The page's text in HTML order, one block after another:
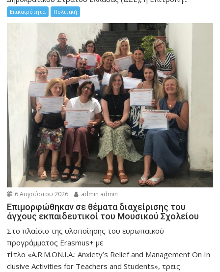
Επικαιρότητα Πολιτική
6 Αυγούστου 2026 admin admin
Eπιμορφώθηκαν σε θέματα διαχείρισης του
άγχους εκπαιδευτικοί του Μουσικού Σχολείου
Στο πλαίσιο της υλοποίησης του ευρωπαϊκού
προγράμματος Erasmus+ με
τίτλο «A.R.M.ON.I.A.: Anxiety’s Relief and Management On In
clusive Activities for Teachers and Students», τρεις